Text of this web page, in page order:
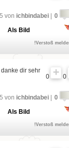
von ichbindabei
0
Als Bild
!Verstoß
0 0
dir sehr
von ichbindabei
0
Als Bild
!Verstoß